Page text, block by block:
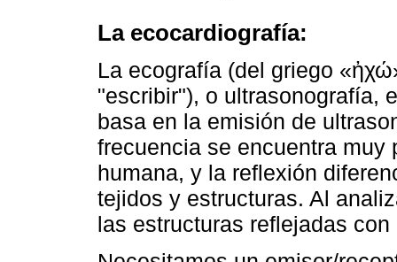
La ecocardiografía:
La ecografía (del griego
"escribir"), o ultrasonografía,
basa en la emisión de
frecuencia se encuentra
humana, y la reflexión
tejidos y estructuras. Al
las estructuras reflejadas